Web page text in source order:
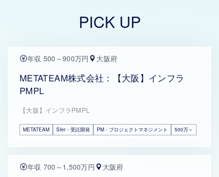
PICK UP
年収 500～900万円 大阪府
METATEAM株式会社：【大阪】インフラ
PMPL
【大阪】インフラPMPL
METATEAM SIer・受託開発 PM・プロジェクトマネジメント 500万～
年収 700～1,500万円 大阪府